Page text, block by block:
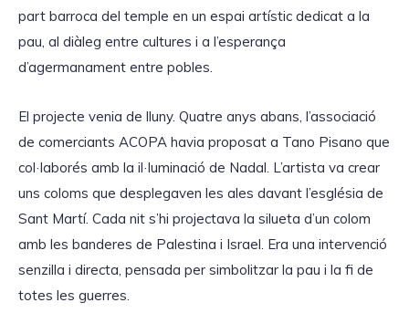
part barroca del temple en un espai artístic dedicat a la
pau, al diàleg entre cultures i a l’esperança
d’agermanament entre pobles.
El projecte venia de lluny. Quatre anys abans, l’associació
de comerciants ACOPA havia proposat a Tano Pisano que
col·laborés amb la il·luminació de Nadal. L’artista va crear
uns coloms que desplegaven les ales davant l’església de
Sant Martí. Cada nit s’hi projectava la silueta d’un colom
amb les banderes de Palestina i Israel. Era una intervenció
senzilla i directa, pensada per simbolitzar la pau i la fi de
totes les guerres.